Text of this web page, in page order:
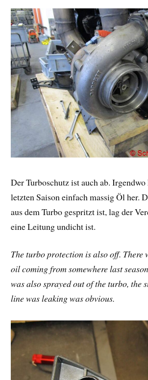
Der Turboschutz ist auch ab.
letzten Saison einfach massig Öl her.
aus dem Turbo gespritzt ist, lag der
eine Leitung undicht ist.
The turbo protection is also off. There
oil coming from somewhere last
was also sprayed out of the turbo, the
line was leaking was obvious.